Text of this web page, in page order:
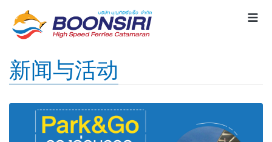
新闻与活动